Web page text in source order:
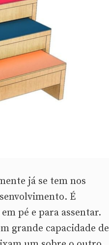
já se tem nos
É
pé e para assentar.
grande capacidade de